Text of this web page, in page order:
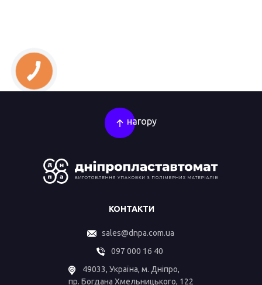
КОНТАКТИ
sales@dnpa.com.ua
097 000 16 40
49033, Україна, м. Дніпро,
пр. Богдана Хмельницького, 122
нагору